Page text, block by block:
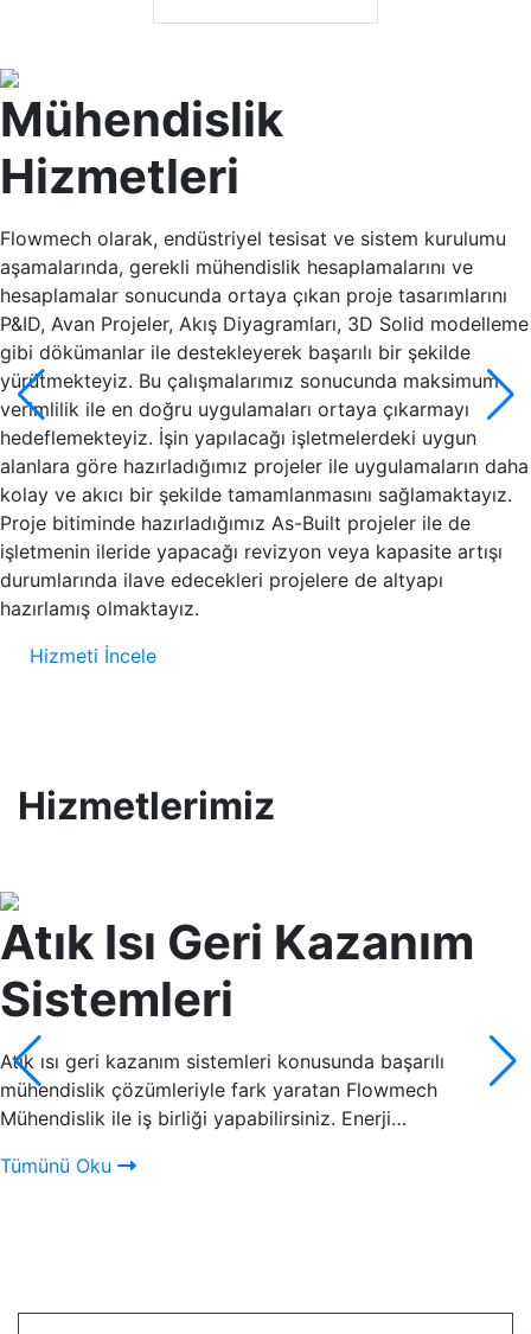
Mühendislik
Hizmetleri
Flowmech olarak, endüstriyel tesisat ve sistem kurulumu
aşamalarında, gerekli mühendislik hesaplamalarını ve
hesaplamalar sonucunda ortaya çıkan proje tasarımlarını
P&ID, Avan Projeler, Akış Diyagramları, 3D Solid modelleme
gibi dökümanlar ile destekleyerek başarılı bir şekilde
yürütmekteyiz. Bu çalışmalarımız sonucunda maksimum
verimlilik ile en doğru uygulamaları ortaya çıkarmayı
hedeflemekteyiz. İşin yapılacağı işletmelerdeki uygun
alanlara göre hazırladığımız projeler ile uygulamaların daha
kolay ve akıcı bir şekilde tamamlanmasını sağlamaktayız.
Proje bitiminde hazırladığımız As-Built projeler ile de
işletmenin ileride yapacağı revizyon veya kapasite artışı
durumlarında ilave edecekleri projelere de altyapı
hazırlamış olmaktayız.
Hizmeti İncele
Hizmetlerimiz
Atık Isı Geri Kazanım
Sistemleri
Atık ısı geri kazanım sistemleri konusunda başarılı
mühendislik çözümleriyle fark yaratan Flowmech
Mühendislik ile iş birliği yapabilirsiniz. Enerji…
Tümünü Oku